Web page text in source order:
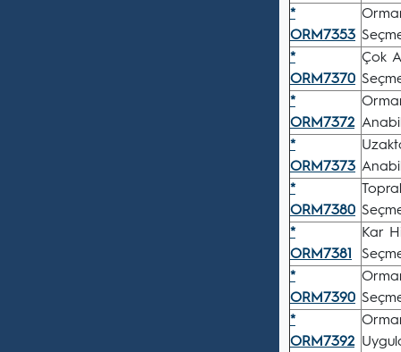
*
ORM7353
*
ORM7370
Çok
*
ORM7372
*
ORM7373
*
ORM7380
*
ORM7381
Kar
*
ORM7390
*
ORM7392